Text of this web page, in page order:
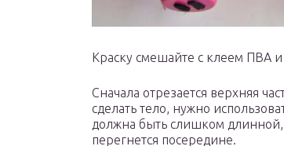
Краску смешайте с клеем ПВА
Сначала отрезается верхняя
сделать тело, нужно
должна быть слишком
перегнется посередине.